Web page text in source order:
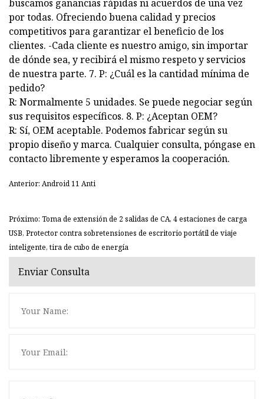
buscamos ganancias rápidas ni acuerdos de una vez
por todas. Ofreciendo buena calidad y precios
competitivos para garantizar el beneficio de los
clientes. -Cada cliente es nuestro amigo, sin importar
de dónde sea, y recibirá el mismo respeto y servicios
de nuestra parte. 7. P: ¿Cuál es la cantidad mínima de
pedido?
R: Normalmente 5 unidades. Se puede negociar según
sus requisitos específicos. 8. P: ¿Aceptan OEM?
R: Sí, OEM aceptable. Podemos fabricar según su
propio diseño y marca. Cualquier consulta, póngase en
contacto libremente y esperamos la cooperación.
Anterior: Android 11 Anti
Próximo: Toma de extensión de 2 salidas de CA, 4 estaciones de carga
USB, Protector contra sobretensiones de escritorio portátil de viaje
inteligente, tira de cubo de energía
Enviar Consulta